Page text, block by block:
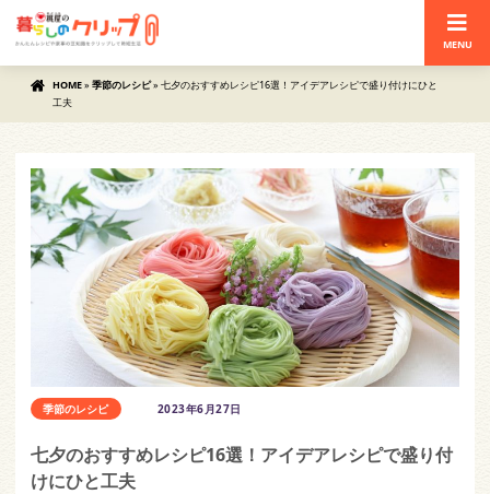
MENU
HOME» 季節のレシピ» 七夕のおすすめレシピ16選！アイデアレシピで盛り付けにひと
工夫
季節のレシピ 2023年6月27日
七夕のおすすめレシピ16選！アイデアレシピで盛り付
けにひと工夫